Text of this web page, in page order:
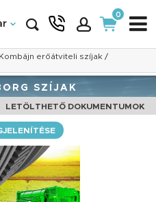
0
Kombájn erőátviteli szíjak /
SZÍJAK
LETÖLTHETŐ DOKUMENTUMOK